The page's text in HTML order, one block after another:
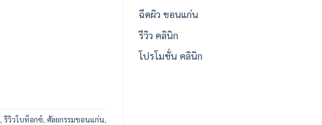
,รีวิวโบท็อกซ์, ศัลยกรรมขอนแก่น,
ฉีดผิว ขอนแก่น
รีวิว คลินิก
โปรโมชั่น คลินิก